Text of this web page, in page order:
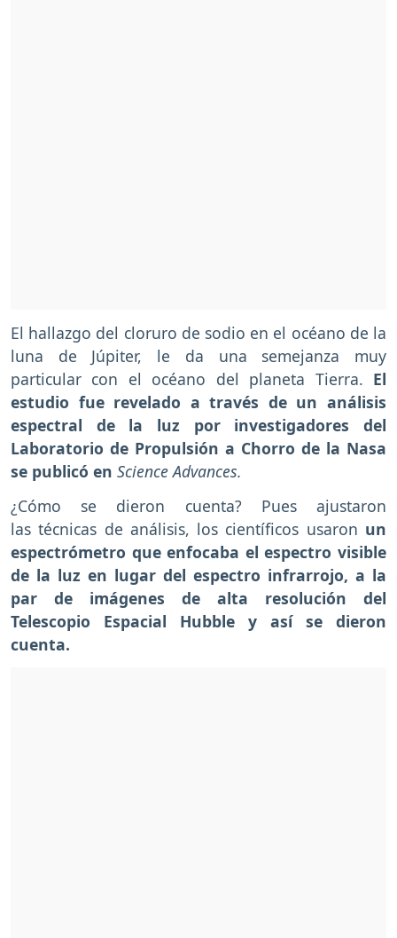
El hallazgo del cloruro de sodio en el océano de la
luna de Júpiter, le da una semejanza muy
particular con el océano del planeta Tierra. El
estudio fue revelado a través de un análisis
espectral de la luz por investigadores del
Laboratorio de Propulsión a Chorro de la Nasa
se publicó en Science Advances.
¿Cómo se dieron cuenta? Pues ajustaron
las técnicas de análisis, los científicos usaron un
espectrómetro que enfocaba el espectro visible
de la luz en lugar del espectro infrarrojo, a la
par de imágenes de alta resolución del
Telescopio Espacial Hubble y así se dieron
cuenta.